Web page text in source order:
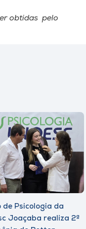
obtidas pelo
de Psicologia da
Joaçaba realiza 2ª